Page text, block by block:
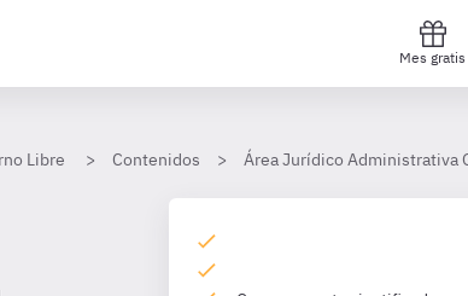
Mes gratis
Libre Contenidos Área Jurídico Administrativa